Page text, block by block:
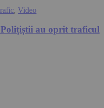
, Video
au oprit traficul